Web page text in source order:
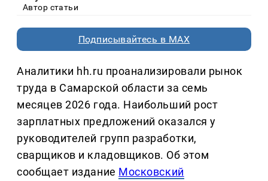
Автор статьи
Подписывайтесь в MAX
Аналитики hh.ru проанализировали рынок
труда в Самарской области за семь
месяцев 2026 года. Наибольший рост
зарплатных предложений оказался у
руководителей групп разработки,
сварщиков и кладовщиков. Об этом
сообщает издание Московский